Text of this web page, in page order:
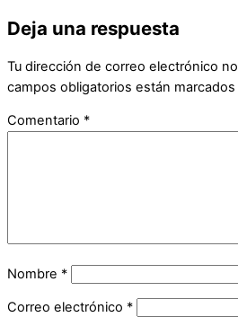
Deja una respuesta
Tu dirección de correo electrónico
campos obligatorios están marcados
Comentario *
Nombre *
Correo electrónico *